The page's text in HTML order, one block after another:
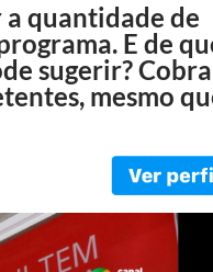
quantidade de
E de
sugerir?
mesmo